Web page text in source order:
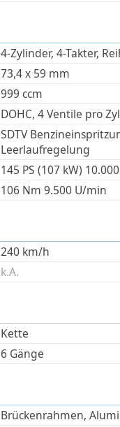
4-Zylinder, 4-Takter,
73,4x 59 mm
999 ccm
DOHC, 4 Ventile pro
SDTV
Leerlaufregelung
145 PS (107 kW) 10.000
106 Nm 9.500 U/min
240 km/h
k.A.
Kette
6 Gänge
Brückenrahmen,